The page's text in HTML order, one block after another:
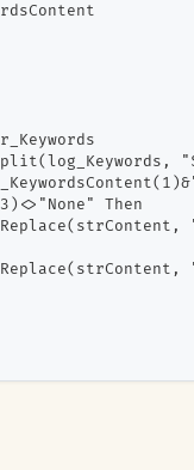
Then
"<a
"<a